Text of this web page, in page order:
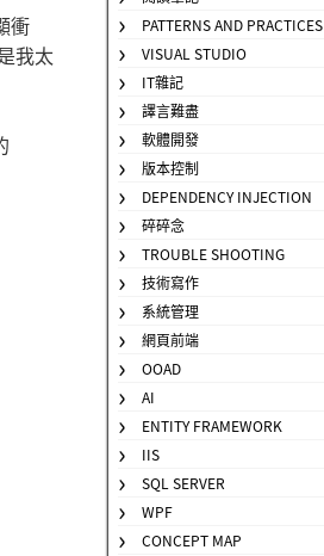
衝
我太
PATTERNS AND PRACTICES
VISUAL STUDIO
IT雜記
譯言難盡
軟體開發
版本控制
DEPENDENCY INJECTION
碎碎念
TROUBLE SHOOTING
技術寫作
系統管理
網頁前端
OOAD
AI
ENTITY FRAMEWORK
IIS
SQL SERVER
WPF
CONCEPT MAP